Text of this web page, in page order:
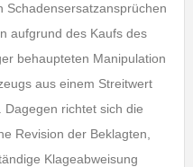
Schadensersatzansprüchen
aufgrund des Kaufs des
behaupteten Manipulation
aus einem Streitwert
richtet sich die
Revision der Beklagten,
Klageabweisung